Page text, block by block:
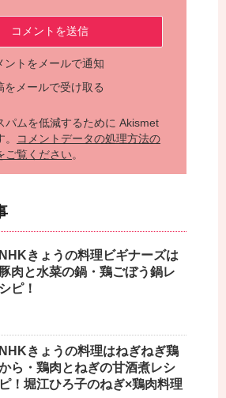
ントをメールで通知
をメールで受け取る
パムを低減するために Akismet
コメントデータの処理方法の
ご覧ください。
NHKきょうの料理ビギナーズは
豚肉と水菜の鍋・鶏ごぼう鍋レ
シピ！
NHKきょうの料理はねぎねぎ鶏
ら・鶏肉とねぎの甘酒煮レシ
ピ！堀江ひろ子のねぎ×鶏肉料理